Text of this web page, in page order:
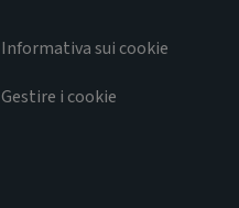
Informativa sui cookie
Gestire i cookie